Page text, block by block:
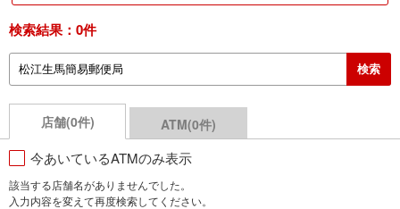
検索結果： 0件
店舗(0件) ATM(0件)
今あいているATMのみ表示
該当する店舗名がありませんでした。
入力内容を変えて再度検索してください。